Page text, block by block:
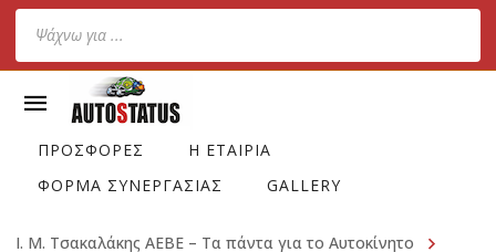
Products
search
ΠΡΟΣΦΟΡΕΣ
Η ΕΤΑΙΡΙΑ
ΦΟΡΜΑ ΣΥΝΕΡΓΑΣΙΑΣ
GALLERY
Ι. Μ. Τσακαλάκης ΑΕΒΕ – Τα πάντα για το Αυτοκίνητο